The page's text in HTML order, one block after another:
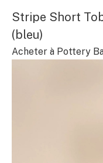
Stripe Short
(bleu)
Acheter à Pottery